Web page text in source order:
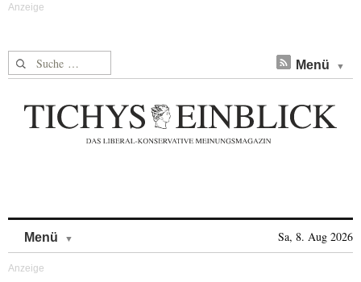
Suche nach: Menü
Menü Sa, 8. Aug 2026